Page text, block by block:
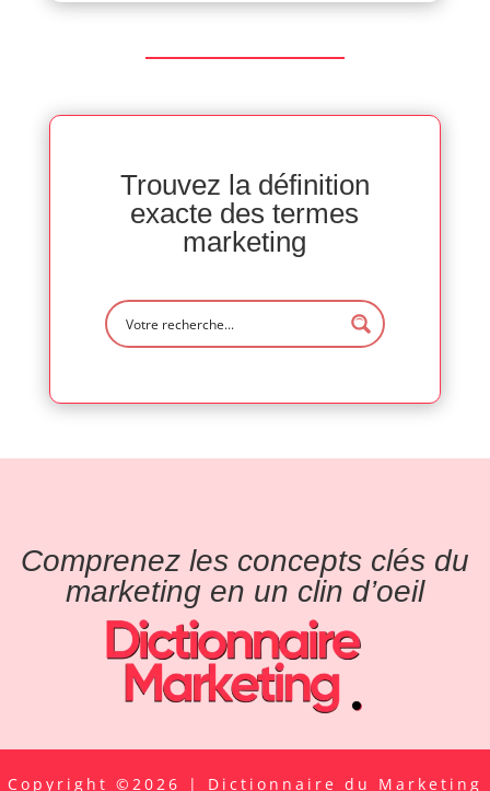
Trouvez la définition
exacte des termes
marketing
Comprenez les concepts clés du
marketing en un clin d’oeil
Copyright ©2026 | Dictionnaire du Marketing